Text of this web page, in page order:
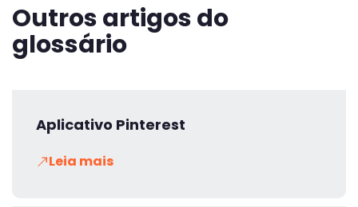
Outros artigos do
glossário
Aplicativo Pinterest
Leia mais